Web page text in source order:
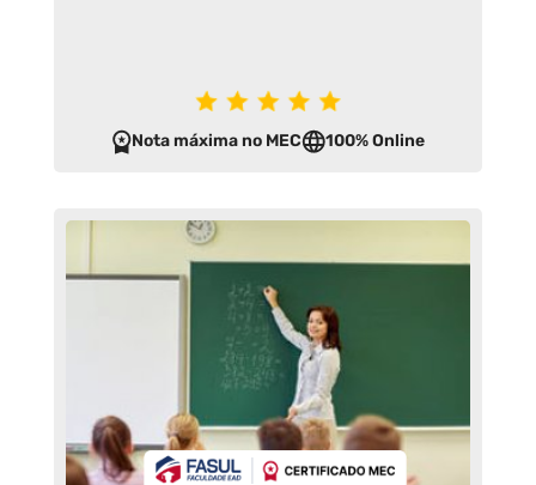
Nota máxima no MEC 100% Online